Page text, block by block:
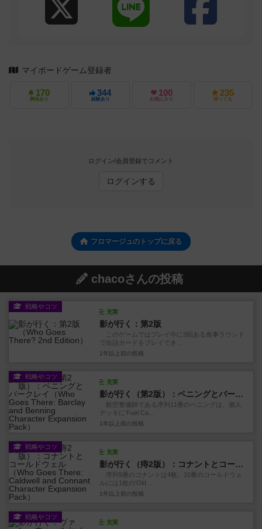
マイボードゲーム登録者
170
興味あり
344
経験あり
100
お気に入り
235
持ってる
ログイン/会員登録でコメント
ログインする
フロマージュのトップに戻る
chacoさんの投稿
戦略やコツ
充実
影が行く：第2版
このゲームではプレイ中に3回ある食事ラウンド
で缶詰カードをプレイでき...
1年以上前 の投稿
戦略やコツ
充実
影が行く（第2版）：ベニングとバークレイ
航空整備師である序列11番のベニングは、個人
デッキに‘Fuel Ca...
1年以上前 の投稿
戦略やコツ
充実
影が行く（痔2版）：コナントとコールドウェル
序列9番のコナントは4枚、10番のコールドウェ
ルには1枚の‘Old ...
1年以上前 の投稿
戦略やコツ
充実